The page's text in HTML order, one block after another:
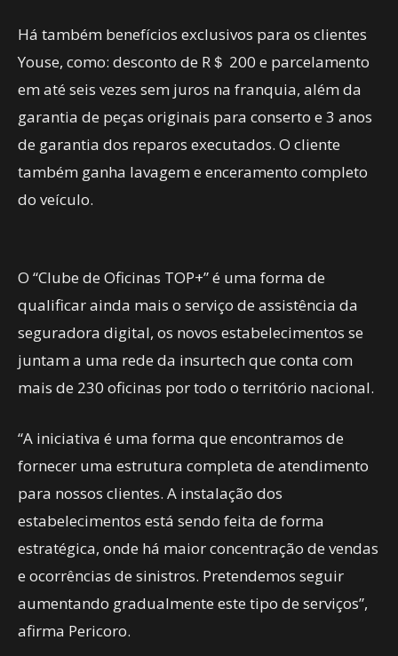
Há também benefícios exclusivos para os clientes
Youse, como: desconto de R＄ 200 e parcelamento
em até seis vezes sem juros na franquia, além da
garantia de peças originais para conserto e 3 anos
de garantia dos reparos executados. O cliente
também ganha lavagem e enceramento completo
do veículo.
O “Clube de Oficinas TOP+” é uma forma de
qualificar ainda mais o serviço de assistência da
seguradora digital, os novos estabelecimentos se
juntam a uma rede da insurtech que conta com
mais de 230 oficinas por todo o território nacional.
“A iniciativa é uma forma que encontramos de
fornecer uma estrutura completa de atendimento
para nossos clientes. A instalação dos
estabelecimentos está sendo feita de forma
estratégica, onde há maior concentração de vendas
e ocorrências de sinistros. Pretendemos seguir
aumentando gradualmente este tipo de serviços”,
afirma Pericoro.